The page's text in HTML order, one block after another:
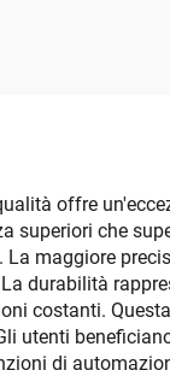
offre
superiori che
maggiore
durabilità
costanti.
utenti
di